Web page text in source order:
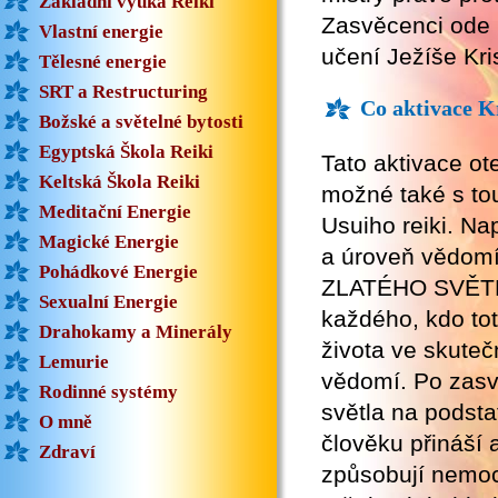
Zasvěcenci
učení Ježíše
Co aktivace
Tato aktivace
možné také s
Usuiho reiki.
a úroveň
ZLATÉHO
každého, kdo
života ve
vědomí. Po
světla na
člověku přináší
způsobují
Vlastní energie
Tělesné energie
SRT a Restructuring
Božské a světelné bytosti
Egyptská Škola Reiki
Keltská Škola Reiki
Meditační Energie
Magické Energie
Pohádkové Energie
Sexualní Energie
Drahokamy a Minerály
Lemurie
Rodinné systémy
O mně
Zdraví